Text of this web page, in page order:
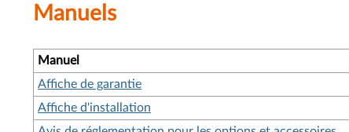
Manuels
Manuel
Affiche de garantie
Affiche d'installation